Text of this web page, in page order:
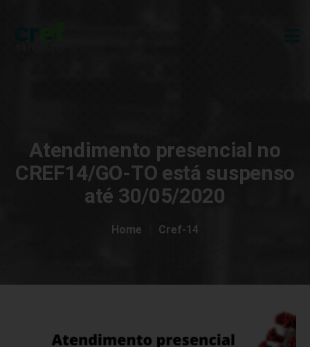
Atendimento presencial no
CREF14/GO-TO está suspenso
até 30/05/2020
Home Cref-14